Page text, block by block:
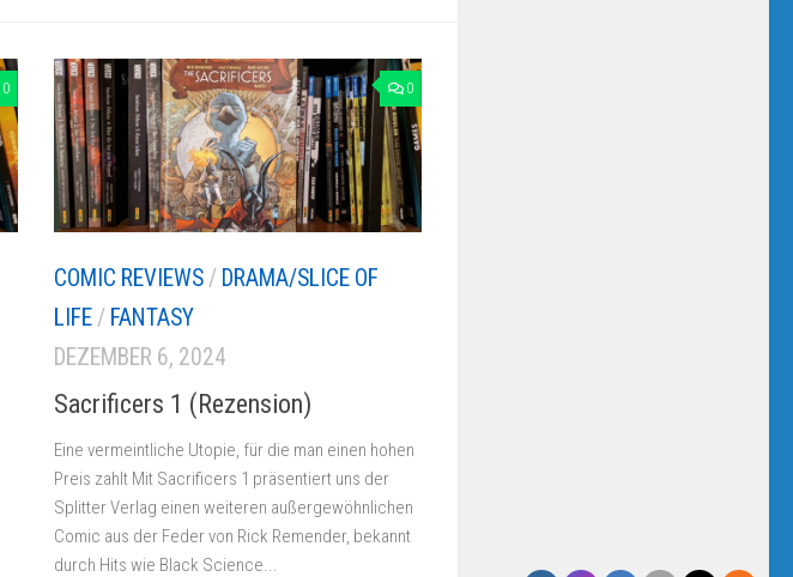
0 0
COMIC REVIEWS / DRAMA/SLICE OF
LIFE / FANTASY
DEZEMBER 6, 2024
Sacrificers 1 (Rezension)
Eine vermeintliche Utopie, für die man einen hohen
Preis zahlt Mit Sacrificers 1 präsentiert uns der
Splitter Verlag einen weiteren außergewöhnlichen
Comic aus der Feder von Rick Remender, bekannt
durch Hits wie Black Science...